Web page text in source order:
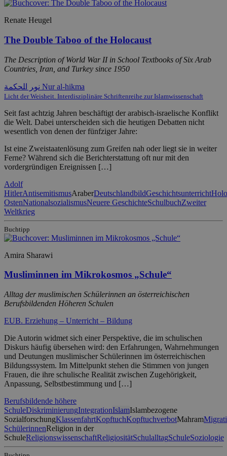
Renate Heugel
The Double Taboo of the Holocaust
The Description of World War II in School Textbooks of Six Arab
Countries, Iran, and Turkey since 1950
ﻧﻮﺮ ﺍﻠﺤﻜﻤﺔ Nur al-hikma
Licht der Weisheit. Interdisziplinäre Schriftenreihe zur Islamwissenschaft
Seit fast achtzig Jahren beschäftigt der arabisch-israelische Konflikt
die Welt. Dabei unterscheiden sich die heutigen Debatten nicht
wesentlich von denen der fünfziger Jahre:
Ist eine Zweistaatenlösung zum Greifen nah oder liegt sie in weiter
Ferne? Während sich die Berichterstattung oft nur mit den
vordergründigen Ereignissen […]
Adolf
HitlerAntisemitismusAraberDeutschlandbildGeschichtsunterricht
OstenNationalsozialismusNeuere GeschichteSchulbuchZweiter
Weltkrieg
Buchtipp
Amira Sharawi
Musliminnen im Mikrokosmos „Schule“
Alltag der muslimischen Schülerinnen an österreichischen
Berufsbildenden Höheren Schulen
EUB. Erziehung – Unterricht – Bildung
Die Autorin widmet sich einer Perspektive, die im schulischen
Diskurs häufig übersehen wird: den Erfahrungen, Wahrnehmungen
und Deutungen muslimischer Schülerinnen im österreichischen
Bildungssystem. Im Mittelpunkt stehen die Stimmen von jungen
Frauen, die ihre schulische Realität zwischen Zugehörigkeit,
Anpassung, Selbstbestimmung und […]
Berufsbildende höhere
SchuleDiskriminierungIntegrationIslamIslambezogene
SozialforschungKlassenfahrtKopftuchKopftuchverbotMahram
SchülerinnenReligion in der
SchuleReligionswissenschaftReligiositätSchulalltagSchuleSoziologie